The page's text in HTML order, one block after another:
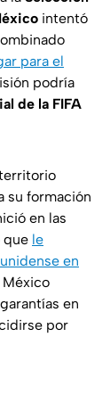
intentó
para el
podría
de la FIFA
su formación
en las
que le
en
México
en
por